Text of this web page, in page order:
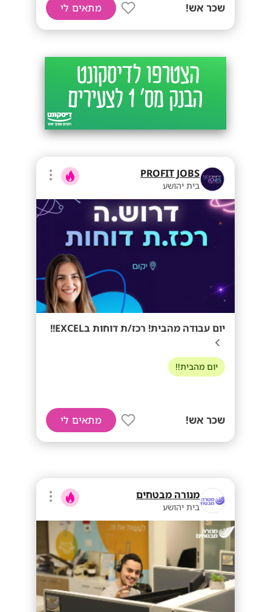
שכר אש! מתאים לי
PROFIT JOBS
בית יהושע
יום עבודה מהבית! רכז/ת דוחות בEXCEL!!
יום מהבית!!
שכר אש! מתאים לי
מנורה מבטחים
בית יהושע